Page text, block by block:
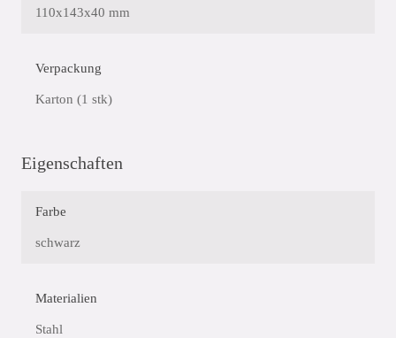
110x143x40 mm
Verpackung
Karton (1 stk)
Eigenschaften
Farbe
schwarz
Materialien
Stahl